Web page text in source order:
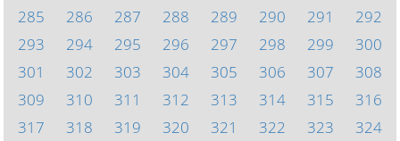
285
286 287 288 289 290 291
292
293
294 295 296 297 298 299
300
301
302 303 304 305 306 307
308
309
310 311 312 313 314 315
316
317
318 319 320 321 322 323
324